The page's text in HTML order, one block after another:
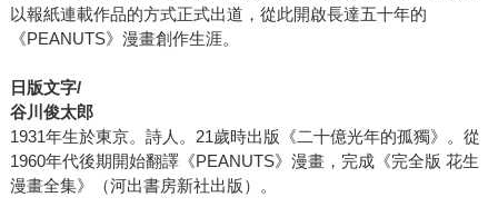
以報紙連載作品的方式正式出道，從此開啟長達五十年的
《PEANUTS》漫畫創作生涯。
日版文字/
谷川俊太郎
1931年生於東京。詩人。21歲時出版《二十億光年的孤獨》。從
1960年代後期開始翻譯《PEANUTS》漫畫，完成《完全版 花生
漫畫全集》（河出書房新社出版）。